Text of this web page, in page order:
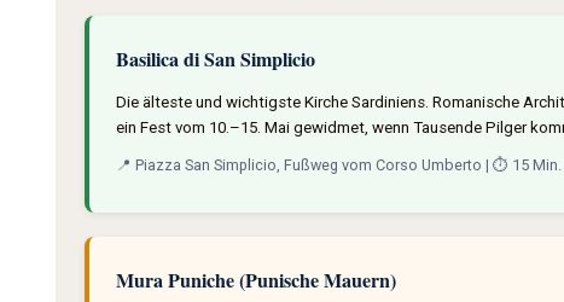
Basilica di San Simplicio
Die älteste und wichtigste Kirche Sardiniens. Romanische
ein Fest vom 10.–15. Mai gewidmet, wenn Tausende Pilger
📍 Piazza San Simplicio, Fußweg vom Corso Umberto | ⏱️ 15
Mura Puniche (Punische Mauern)